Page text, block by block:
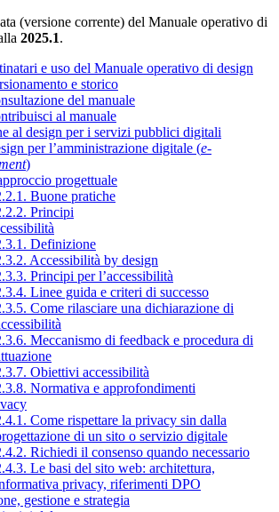
(versione corrente) del Manuale operativo di
2025.1.
e uso del Manuale operativo di design
e storico
del manuale
al manuale
al design per i servizi pubblici digitali
per l’amministrazione digitale (e-
)
progettuale
Buone pratiche
Principi
Definizione
Accessibilità by design
Principi per l’accessibilità
Linee guida e criteri di successo
Come rilasciare una dichiarazione di
Meccanismo di feedback e procedura di
Obiettivi accessibilità
Normativa e approfondimenti
Come rispettare la privacy sin dalla
di un sito o servizio digitale
Richiedi il consenso quando necessario
Le basi del sito web: architettura,
privacy, riferimenti DPO
gestione e strategia